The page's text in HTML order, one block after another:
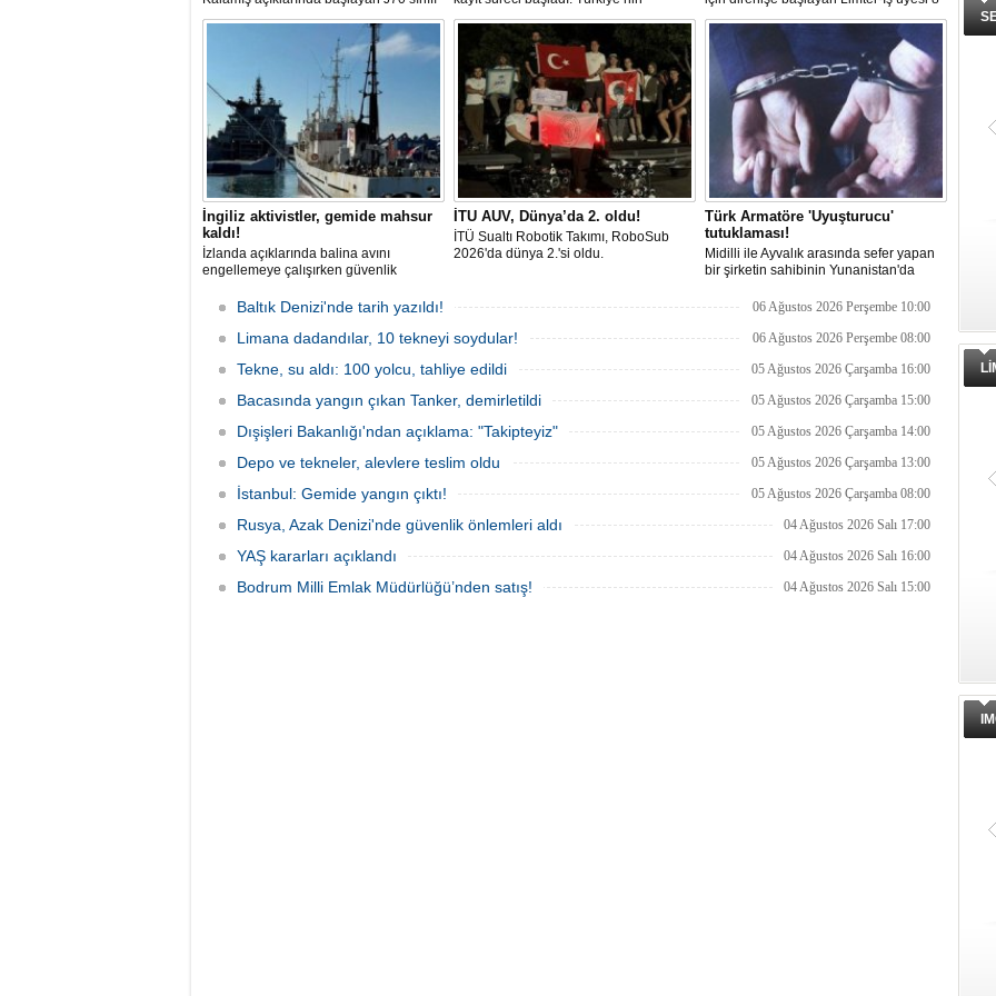
yarışlarıyla ilk startını verdi. İstanbul'u 10
gün boyunca yelken coşkusuyla
buluşturacak organizasyonun ilk
gününde 9 tekne rüzgârla buluştu.
denizcilik ve savunma teknolojilerine
odaklanan etkinliği, 20-23 Ağustos
tarihleri arasında Gölcük Tersanesi
Komutanlığı’nda gerçekleştirilecek.
işçinin mücadelesi sonuç verdi. İşveren,
arabulucu görüşmesinde tüm
alacakların ödenmesini kabul etti.
Sendika, sözlerin tutulmaması halinde
direnişin süreceğini açıkladı
İngiliz aktivistler, gemide mahsur
kaldı!
İzlanda açıklarında balina avını
engellemeye çalışırken güvenlik
protesto gemisindeki 21 çevre aktivisti,
günlerdir gemiden çıkmalarına izin
verilmediğini ve temel haklarının ihlal
Britanyalı aktivist de bulunuyor.
İTU AUV, Dünya’da 2. oldu!
İTÜ Sualtı Robotik Takımı, RoboSub
2026'da dünya 2.'si oldu.
Türk Armatöre 'Uyuşturucu'
tutuklaması!
Midilli ile Ayvalık arasında sefer yapan
bir şirketin sahibinin Yunanistan'da
Baltık Denizi'nde tarih yazıldı! 06 Ağustos 2026 Perşembe 10:00
Limana dadandılar, 10 tekneyi soydular! 06 Ağustos 2026 Perşembe 08:00
Tekne, su aldı: 100 yolcu, tahliye edildi 05 Ağustos 2026 Çarşamba 16:00
Bacasında yangın çıkan Tanker, demirletildi 05 Ağustos 2026 Çarşamba 15:00
Dışişleri Bakanlığı'ndan açıklama: "Takipteyiz" 05 Ağustos 2026 Çarşamba 14:00
Depo ve tekneler, alevlere teslim oldu 05 Ağustos 2026 Çarşamba 13:00
İstanbul: Gemide yangın çıktı! 05 Ağustos 2026 Çarşamba 08:00
Rusya, Azak Denizi'nde güvenlik önlemleri aldı 04 Ağustos 2026 Salı 17:00
YAŞ kararları açıklandı 04 Ağustos 2026 Salı 16:00
Bodrum Milli Emlak Müdürlüğü’nden satış! 04 Ağustos 2026 Salı 15:00